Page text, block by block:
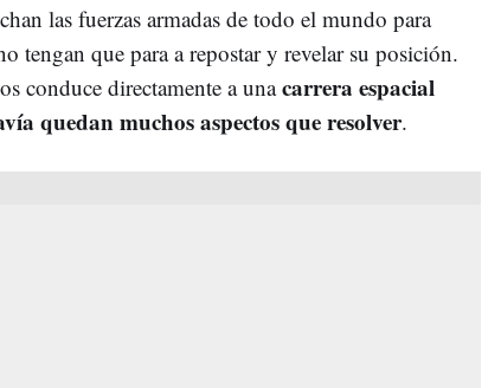
las fuerzas armadas de todo el mundo para
tengan que para a repostar y revelar su posición.
conduce directamente a unacarrera espacial
quedan muchos aspectos que resolver.